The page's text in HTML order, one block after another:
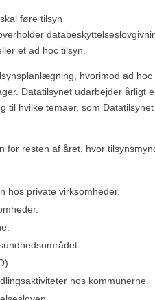
føre tilsyn
et ad hoc tilsyn.
hvorimod ad
Datatilsynet udarbejder årligt
hvilke temaer, som
for resten af året, hvor
hos private virksomheder.
hos kommunerne.